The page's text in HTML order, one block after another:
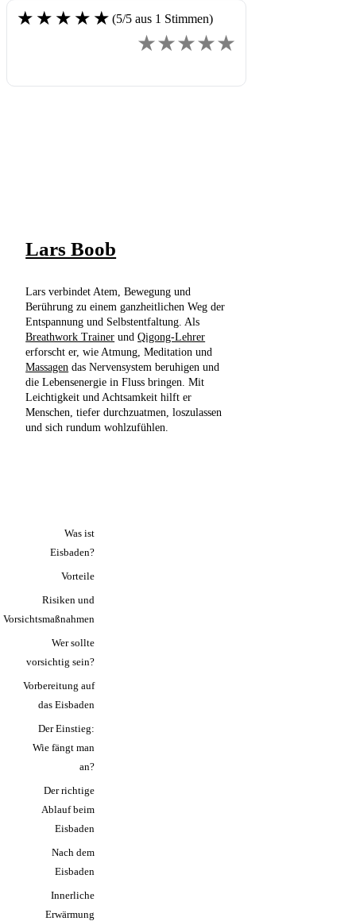
★★★★★ (5/5 aus 1 Stimmen)
★
★
★
★
★
Lars Boob
Lars verbindet Atem, Bewegung und
Berührung zu einem ganzheitlichen Weg der
Entspannung und Selbstentfaltung. Als
Breathwork Trainer undQigong-Lehrer
erforscht er, wie Atmung, Meditation und
Massagen das Nervensystem beruhigen und
die Lebensenergie in Fluss bringen. Mit
Leichtigkeit und Achtsamkeit hilft er
Menschen, tiefer durchzuatmen, loszulassen
und sich rundum wohlzufühlen.
Was ist
Eisbaden?
Vorteile
Risiken und
Vorsichtsmaßnahmen
Wer sollte
vorsichtig sein?
Vorbereitung auf
das Eisbaden
Der Einstieg:
Wie fängt man
an?
Der richtige
Ablauf beim
Eisbaden
Nach dem
Eisbaden
Innerliche
Erwärmung